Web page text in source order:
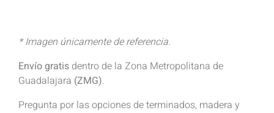
* Imagen únicamente de referencia.
Envío gratis dentro de la Zona Metropolitana de
Guadalajara (ZMG).
Pregunta por las opciones de terminados, madera y